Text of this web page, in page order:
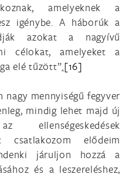
amelyeknek a
igénybe. A háborúk a
azokat a nagyívű
célokat, amelyeket a
elé tűzött”.[16]
mennyiségű fegyver
mindig lehet majd új
csatlakozom elődeim
járuljon hozzá a
és a leszereléshez,